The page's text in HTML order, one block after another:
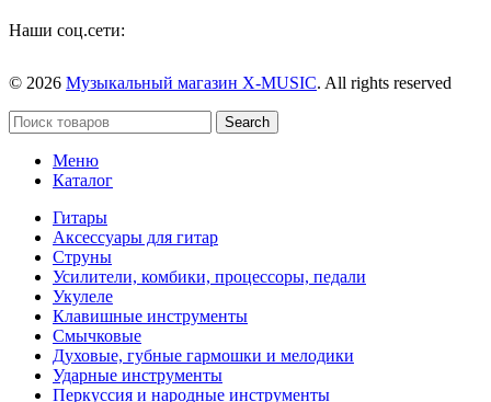
Наши соц.сети:
© 2026 Музыкальный магазин X-MUSIC. All rights reserved
Search
Меню
Каталог
Гитары
Аксессуары для гитар
Струны
Усилители, комбики, процессоры, педали
Укулеле
Клавишные инструменты
Смычковые
Духовые, губные гармошки и мелодики
Ударные инструменты
Перкуссия и народные инструменты